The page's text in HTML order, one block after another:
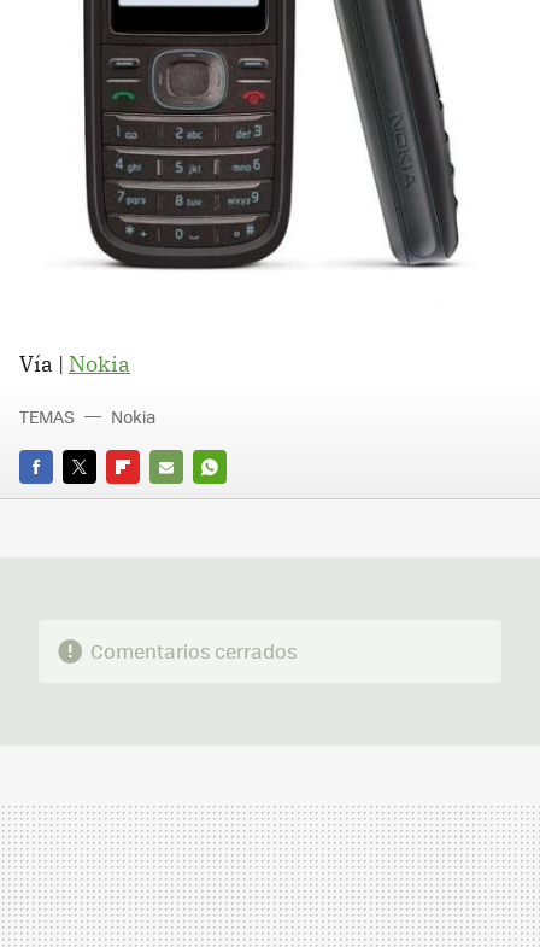
Vía | Nokia
FACEBOOK
TWITTERFLIPBOARD
E-
WHATSAPP
TEMAS Nokia
Comentarios cerrados